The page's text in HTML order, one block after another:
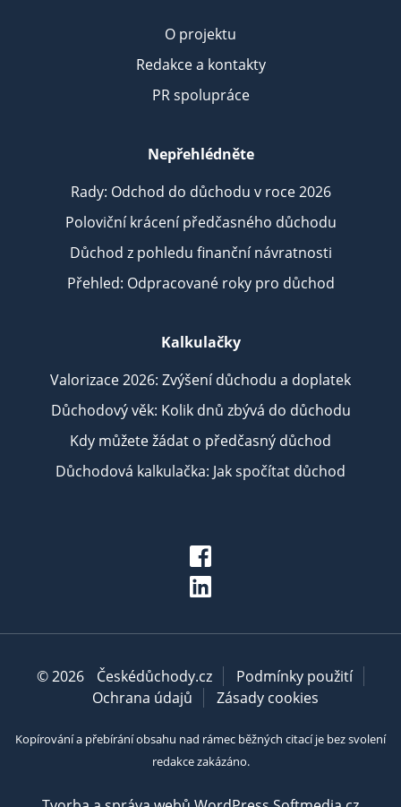
O projektu
Redakce a kontakty
PR spolupráce
Nepřehlédněte
Rady: Odchod do důchodu v roce 2026
Poloviční krácení předčasného důchodu
Důchod z pohledu finanční návratnosti
Přehled: Odpracované roky pro důchod
Kalkulačky
Valorizace 2026: Zvýšení důchodu a doplatek
Důchodový věk: Kolik dnů zbývá do důchodu
Kdy můžete žádat o předčasný důchod
Důchodová kalkulačka: Jak spočítat důchod
© 2026 Českédůchody.cz
Podmínky použití
Ochrana údajů
Zásady cookies
Kopírování a přebírání obsahu nad rámec běžných citací je bez svolení
redakce zakázáno.